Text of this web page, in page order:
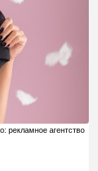
рекламное агентство